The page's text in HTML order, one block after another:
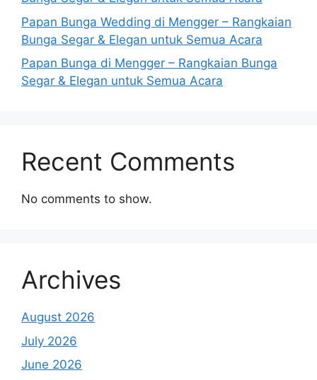
Papan Bunga Wedding di Mengger – Rangkaian
Bunga Segar & Elegan untuk Semua Acara
Papan Bunga di Mengger – Rangkaian Bunga
Segar & Elegan untuk Semua Acara
Recent Comments
No comments to show.
Archives
August 2026
July 2026
June 2026